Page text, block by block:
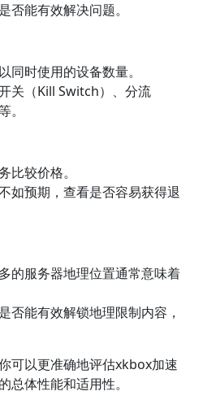
否能有效解决问题。
同时使用的设备数量。
关（Kill Switch）、分流
。
比较价格。
如预期，查看是否容易获得退
的服务器地理位置通常意味着
否能有效解锁地理限制内容，
可以更准确地评估xkbox加速
总体性能和适用性。